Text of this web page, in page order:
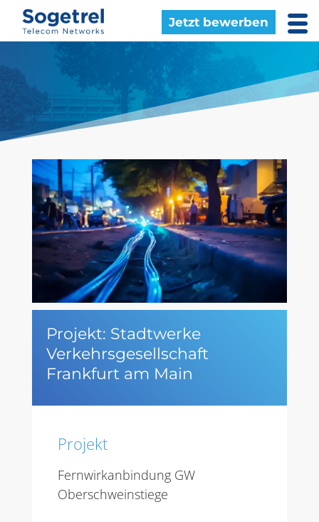
Projekt: Stadtwerke
Verkehrsgesellschaft
Frankfurt am Main
Projekt
Fernwirkanbindung GW
Oberschweinstiege
Jetzt bewerben